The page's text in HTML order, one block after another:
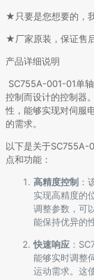
★只要是您想要的，
★厂家原装，保证售
产品详细说明
SC755A-001-01单
控制而设计的控制器
性，能够实现对伺服
的需求。
以下是关于SC755A-
点和功能：
高精度控制 ：
实现高精度的
调整参数，可
能保持优异的
快速响应 ：
能够实时调整
运动需求。这